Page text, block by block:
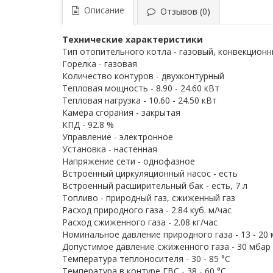
Описание Отзывов (0)
Технические характеристики
Тип отопительного котла - газовый,
Горелка - газовая
Количество контуров - двухконтурный
Тепловая мощность - 8.90 - 24.60 кВт
Тепловая нагрузка - 10.60 - 24.50 кВт
Камера сгорания - закрытая
КПД - 92.8 %
Управление - электронное
Установка - настенная
Напряжение сети - однофазное
Встроенный циркуляционный насос - есть
Встроенный расширительный бак - есть, 7 л
Топливо - природный газ, сжиженный газ
Расход природного газа - 2.84 куб. м/час
Расход сжиженного газа - 2.08 кг/час
Номинальное давление природного газа - 13 - 20
Допустимое давление сжиженного газа - 30 мбар
Температура теплоносителя - 30 - 85 °С